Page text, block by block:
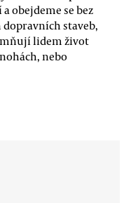
obejdeme se bez
staveb,
lidem život
nebo